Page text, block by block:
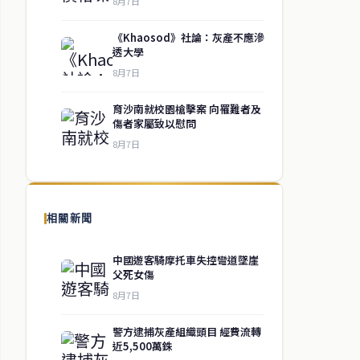
《Khaosod》社論：灰產不應滲
透大學
8月7日
育沙南就校園槍擊案 向罹難者及
傷者家屬致以慰問
8月7日
相關新聞
中國遊客騎摩托車失控彎道墜崖
父死女傷
8月7日
警方逮捕灰產組織頭目 經費流轉
近5,500萬銖